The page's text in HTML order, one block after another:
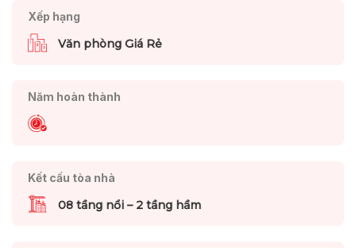
Xếp hạng
Văn phòng Giá Rẻ
Năm hoàn thành
Kết cấu tòa nhà
08 tầng nổi – 2 tầng hầm